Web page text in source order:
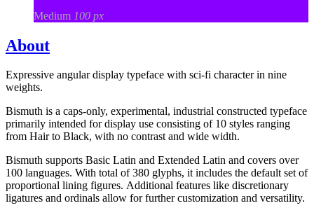
Medium 100 px
About
Expressive angular display typeface with sci-fi character in nine
weights.
Bismuth is a caps-only, experimental, industrial constructed typeface
primarily intended for display use consisting of 10 styles ranging
from Hair to Black, with no contrast and wide width.
Bismuth supports Basic Latin and Extended Latin and covers over
100 languages. With total of 380 glyphs, it includes the default set of
proportional lining figures. Additional features like discretionary
ligatures and ordinals allow for further customization and versatility.